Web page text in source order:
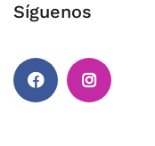
Síguenos